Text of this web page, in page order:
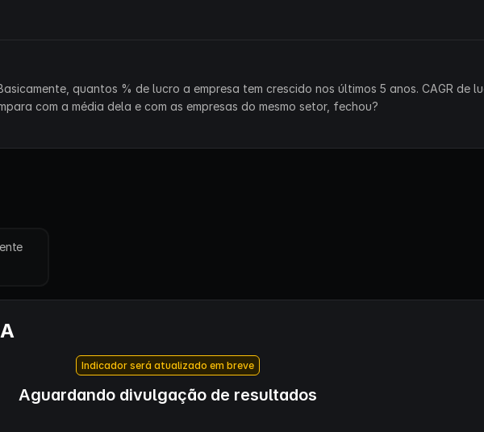
quantos % de lucro a empresa tem crescido nos últimos 5 anos. CAGR de
com a média dela e com as empresas do mesmo setor, fechou?
Indicador será atualizado em breve
Aguardando divulgação de resultados